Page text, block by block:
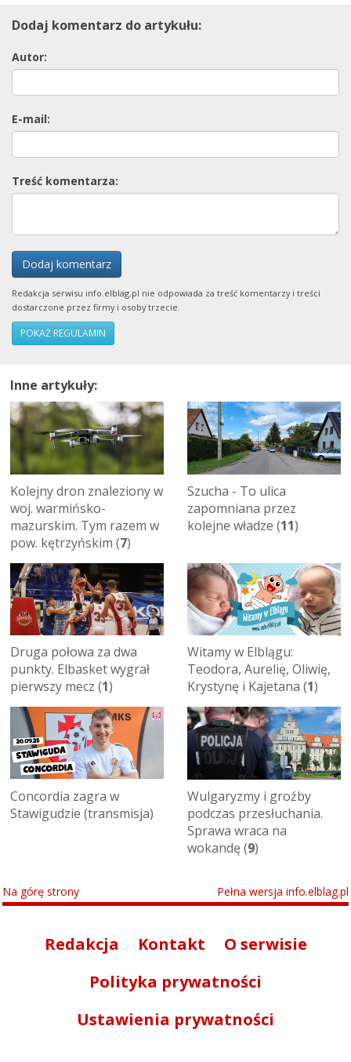
Dodaj komentarz do artykułu:
Autor:
E-mail:
Treść komentarza:
Dodaj komentarz
Redakcja serwisu info.elblag.pl nie odpowiada za treść komentarzy i treści
dostarczone przez firmy i osoby trzecie.
POKAŻ REGULAMIN
Inne artykuły:
Kolejny dron znaleziony w
woj. warmińsko-
mazurskim. Tym razem w
pow. kętrzyńskim (7)
Szucha - To ulica
zapomniana przez
kolejne władze (11)
Druga połowa za dwa
punkty. Elbasket wygrał
pierwszy mecz (1)
Witamy w Elblągu:
Teodora, Aurelię, Oliwię,
Krystynę i Kajetana (1)
Concordia zagra w
Stawigudzie (transmisja)
Wulgaryzmy i groźby
podczas przesłuchania.
Sprawa wraca na
wokandę (9)
Na górę strony Pełna wersja info.elblag.pl
Redakcja Kontakt
O serwisie
Polityka prywatności
Ustawienia prywatności